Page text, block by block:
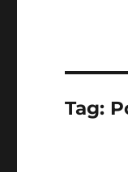
Tag: